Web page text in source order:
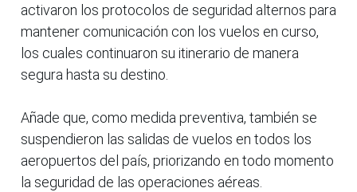
activaron los protocolos de seguridad alternos para
mantener comunicación con los vuelos en curso,
los cuales continuaron su itinerario de manera
segura hasta su destino.
Añade que, como medida preventiva, también se
suspendieron las salidas de vuelos en todos los
aeropuertos del país, priorizando en todo momento
la seguridad de las operaciones aéreas.